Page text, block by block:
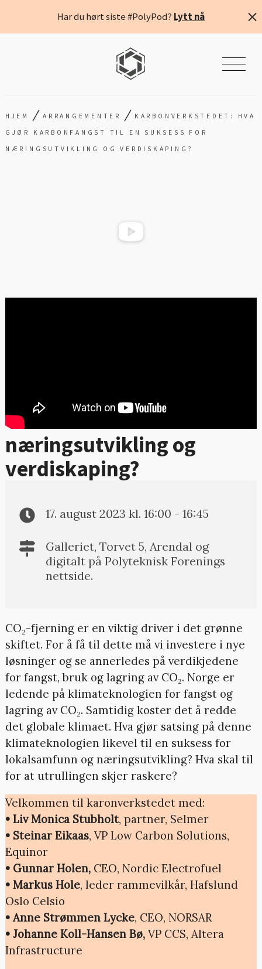
Har du hørt siste #PolyPod? Lytt nå
HJEM /ARRANGEMENTER / KARBONVERKSTEDET: HVA
GJØR KARBONFANGST TIL EN SUKSESS FOR
NÆRINGSUTVIKLING OG VERDISKAPING?
gjør karbonfangst til en
suksess for
næringsutvikling og
verdiskaping?
17. august 2023 kl. 16:00 - 16:45
Galleriet, Torvet 5, Arendal og
digitalt på Polyteknisk Forenings
nettside.
CO₂-fjerning er en viktig driver i det grønne
skiftet. For å få til dette må vi investere i nye
løsninger og se annerledes på verdikjedene
for fangst, bruk og lagring av CO₂. Norge er
ledende på klimateknologien for fangst og
lagring av CO₂. Samtidig koster det å redde
det globale klimaet. Hva gjør satsing på denne
klimateknologien likevel til en suksess for
lokalsamfunn og næringsutvikling? Hva skal til
for at utrullingen skjer raskere?
Velkommen til karonverkstedet med:
• Liv Monica Stubholt, partner, Selmer
• Steinar Eikaas, VP Low Carbon Solutions,
Equinor
• Gunnar Holen, CEO, Nordic Electrofuel
• Markus Hole, leder rammevilkår, Hafslund
Oslo Celsio
• Anne Strømmen Lycke, CEO, NORSAR
• Johanne Koll-Hansen Bø, VP CCS, Altera
Infrastructure